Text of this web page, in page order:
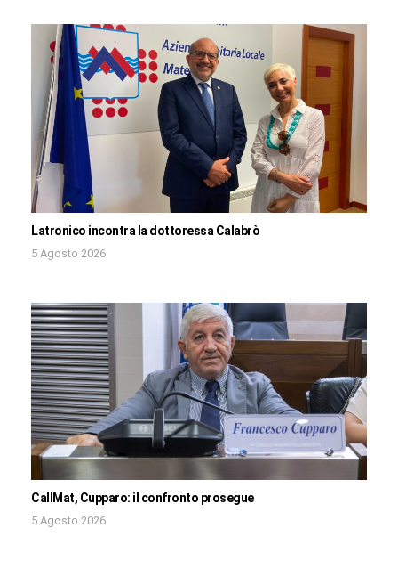
Latronico incontra la dottoressa Calabrò
5 Agosto 2026
CallMat, Cupparo: il confronto prosegue
5 Agosto 2026